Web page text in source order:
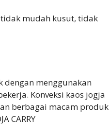
mudah kusut, tidak
dengan menggunakan
Konveksi kaos jogja
berbagai macam produk
CARRY